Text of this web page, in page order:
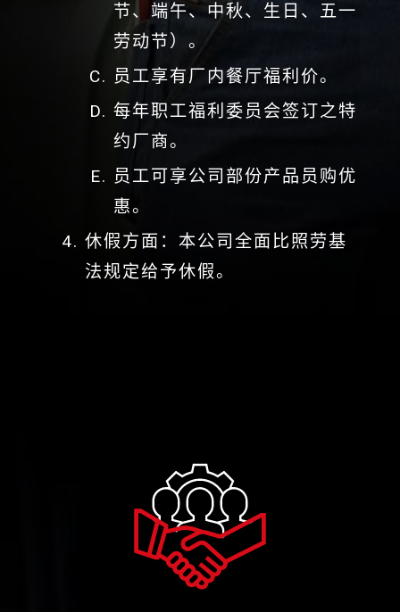
节、端午、中秋、生日、五一
劳动节）。
员工享有厂内餐厅福利价。
每年职工福利委员会签订之特
约厂商。
员工可享公司部份产品员购优
惠。
休假方面：本公司全面比照劳基
法规定给予休假。